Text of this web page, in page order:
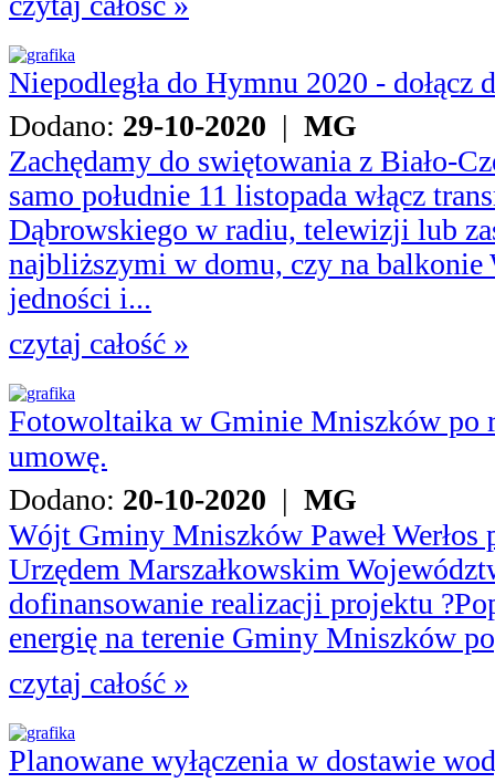
Niepodległa do Hymnu 2020 - dołącz
Dodano: 29-10-2020 | MG
Zachędamy do swiętowania z Biało-
samo południe 11 listopada włącz
Dąbrowskiego w radiu, telewizji lub
najbliższymi w domu, czy na balkonie
jedności i...
czytaj całość »
Fotowoltaika w Gminie Mniszków po
umowę.
Dodano: 20-10-2020 | MG
Wójt Gminy Mniszków Paweł Werłos
Urzędem Marszałkowskim
dofinansowanie realizacji projektu
energię na terenie Gminy Mniszków
czytaj całość »
Planowane wyłączenia w dostawie